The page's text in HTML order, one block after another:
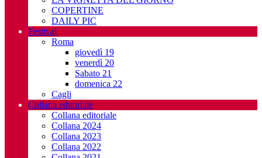
COPERTINE
DAILY PIC
Festival
Roma
giovedì 19
venerdì 20
Sabato 21
domenica 22
Cagli
Collana editoriale
Collana editoriale
Collana 2024
Collana 2023
Collana 2022